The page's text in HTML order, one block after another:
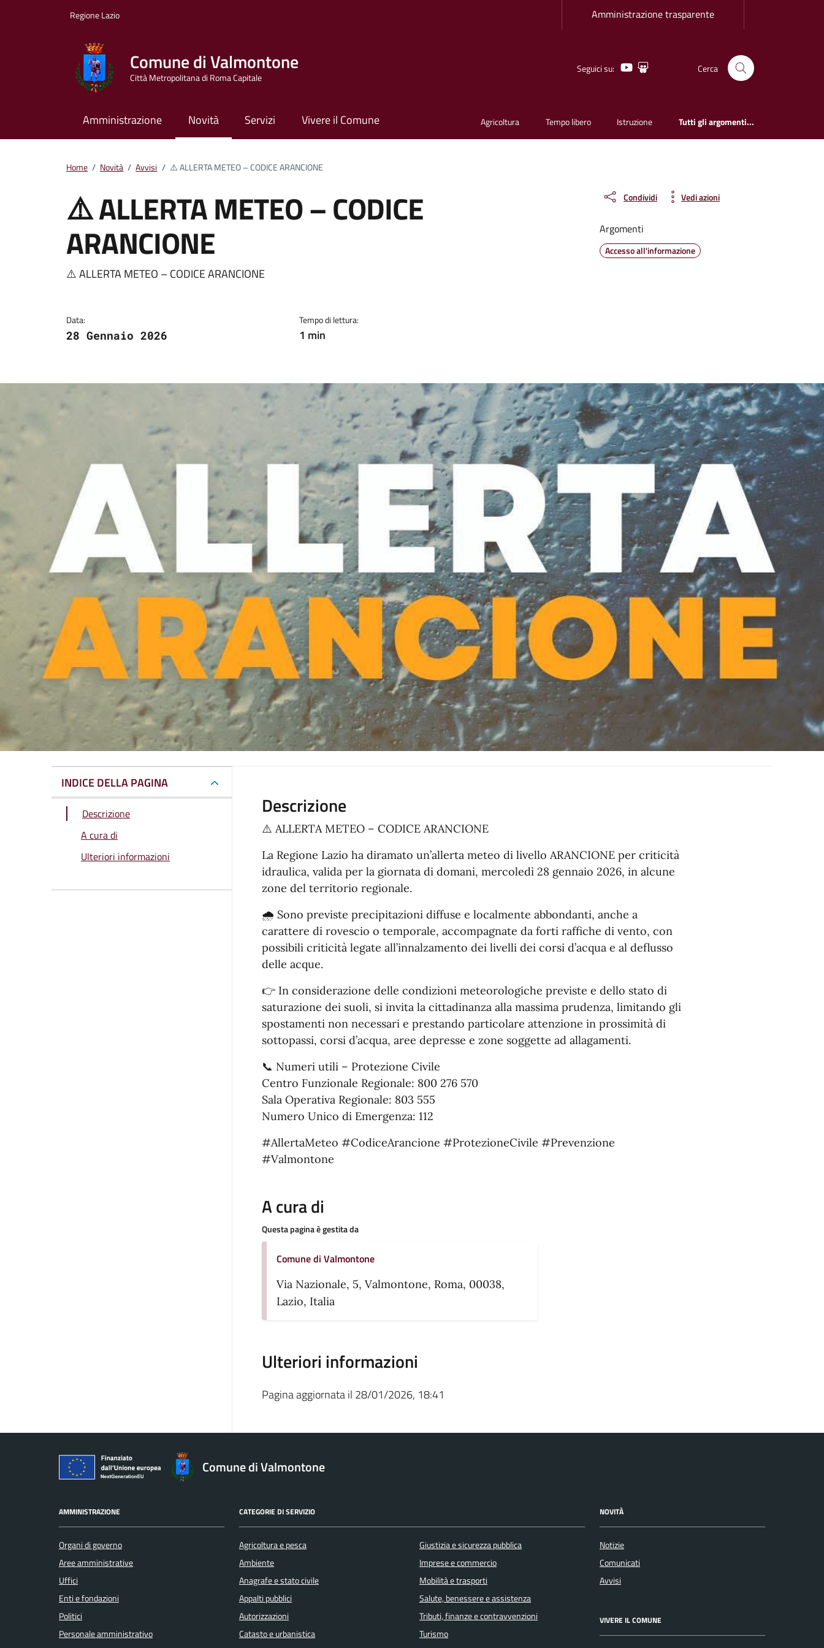
Regione Lazio Amministrazione trasparente
Comune di Valmontone
Città Metropolitana di Roma Capitale
Seguici su: YoutubeSlideshare Cerca
Amministrazione Novità Servizi Vivere il Comune Agricoltura Tempo libero Istruzione Tutti gli argomenti...
Home / Novità / Avvisi / ⚠️ ALLERTA METEO – CODICE ARANCIONE
⚠️ ALLERTA METEO – CODICE
ARANCIONE
Dettagli della notizia
⚠️ ALLERTA METEO – CODICE ARANCIONE
Data:
28 Gennaio 2026
Tempo di lettura:
1 min
Condividi Vedi azioni
Argomenti
Accesso all'informazione
INDICE DELLA PAGINA
Descrizione
A cura di
Ulteriori informazioni
Descrizione
⚠️ ALLERTA METEO – CODICE ARANCIONE
La Regione Lazio ha diramato un’allerta meteo di livello ARANCIONE per criticità
idraulica, valida per la giornata di domani, mercoledì 28 gennaio 2026, in alcune
zone del territorio regionale.
🌧️ Sono previste precipitazioni diffuse e localmente abbondanti, anche a
carattere di rovescio o temporale, accompagnate da forti raffiche di vento, con
possibili criticità legate all’innalzamento dei livelli dei corsi d’acqua e al deflusso
delle acque.
👉 In considerazione delle condizioni meteorologiche previste e dello stato di
saturazione dei suoli, si invita la cittadinanza alla massima prudenza, limitando gli
spostamenti non necessari e prestando particolare attenzione in prossimità di
sottopassi, corsi d’acqua, aree depresse e zone soggette ad allagamenti.
📞 Numeri utili – Protezione Civile
Centro Funzionale Regionale: 800 276 570
Sala Operativa Regionale: 803 555
Numero Unico di Emergenza: 112
#AllertaMeteo #CodiceArancione #ProtezioneCivile #Prevenzione
#Valmontone
A cura di
Questa pagina è gestita da
Comune di Valmontone
Via Nazionale, 5, Valmontone, Roma, 00038,
Lazio, Italia
Ulteriori informazioni
Pagina aggiornata il 28/01/2026, 18:41
Comune di Valmontone
AMMINISTRAZIONE
Organi di governo
Aree amministrative
Uffici
Enti e fondazioni
Politici
Personale amministrativo
CATEGORIE DI SERVIZIO
Agricoltura e pesca
Ambiente
Anagrafe e stato civile
Appalti pubblici
Autorizzazioni
Catasto e urbanistica
Giustizia e sicurezza pubblica
Imprese e commercio
Mobilità e trasporti
Salute, benessere e assistenza
Tributi, finanze e contravvenzioni
Turismo
NOVITÀ
Notizie
Comunicati
Avvisi
VIVERE IL COMUNE